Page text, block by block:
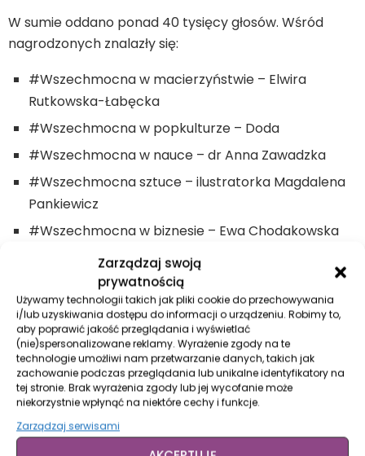
Zarządzaj swoją
prywatnością
Używamy technologii takich jak pliki cookie do przechowywania
i/lub uzyskiwania dostępu do informacji o urządzeniu. Robimy to,
aby poprawić jakość przeglądania i wyświetlać
(nie)spersonalizowane reklamy. Wyrażenie zgody na te
technologie umożliwi nam przetwarzanie danych, takich jak
zachowanie podczas przeglądania lub unikalne identyfikatory na
tej stronie. Brak wyrażenia zgody lub jej wycofanie może
niekorzystnie wpłynąć na niektóre cechy i funkcje.
Zarządzaj serwisami
W sumie oddano ponad 40 tysięcy głosów. Wśród
nagrodzonych znalazły się:
#Wszechmocna w macierzyństwie – Elwira
Rutkowska-Łabęcka
#Wszechmocna w popkulturze – Doda
#Wszechmocna w nauce – dr Anna Zawadzka
#Wszechmocna sztuce – ilustratorka Magdalena
Pankiewicz
#Wszechmocna w biznesie – Ewa Chodakowska
#Wszechmocna w sporcie – Iga Świątek
#Wszechmocna w sieci – Ta Typiara, czyli
Barbara Cichocka-Mruk
#Wszechmocna dla planety – Sylwia Panek
#Wszechmocna w dziennikarstwie – Marzena
Figiel-Strzała
#Wszechmocne wśród kobiet – Ada
Klimaszewska